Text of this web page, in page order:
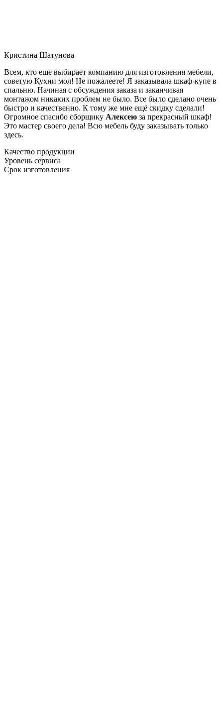
Кристина Шатунова
Всем, кто еще выбирает компанию для изготовления мебели,
советую Кухни мол! Не пожалеете! Я заказывала шкаф-купе в
спальню. Начиная с обсуждения заказа и заканчивая
монтажом никаких проблем не было. Все было сделано очень
быстро и качественно. К тому же мне ещё скидку сделали!
Огромное спасибо сборщику Алексею за прекрасный шкаф!
Это мастер своего дела! Всю мебель буду заказывать только
здесь.
Качество продукции
Уровень сервиса
Срок изготовления